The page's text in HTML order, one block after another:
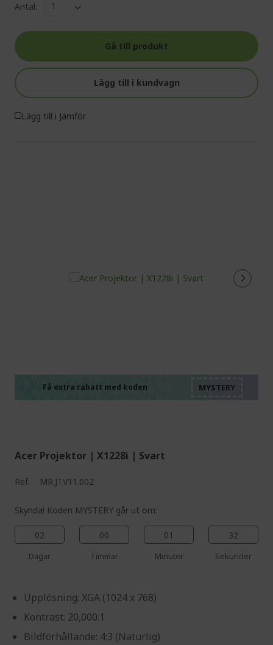
Antal:
Gå till produkt
Lägg till i kundvagn
Lägg till i Jämför
Få extra rabatt med koden
Acer Projektor | X1228i | Svart
Ref. MR.JTV11.002
Skynda! Koden MYSTERY går ut om:
02
Dagar
00
Timmar
01
Minuter
31
Sekunder
Upplösning: XGA (1024 x 768)
Kontrast: 20,000:1
Bildförhållande: 4:3 (Naturlig)